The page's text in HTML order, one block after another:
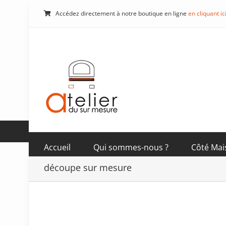
Accédez directement à notre boutique en ligne en cliquant ici
Accueil Qui sommes-nous ? Côté
découpe sur mesure